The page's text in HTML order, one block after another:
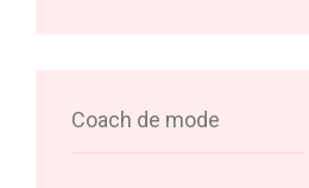
Coach de mode